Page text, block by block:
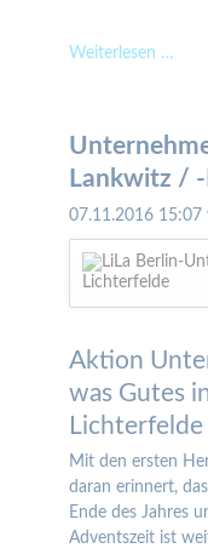
Weiterlesen …Top-
Lankwitz /
07.11.2016 15:07
Aktion
was Gutes
Lichterfelde
Mit den ersten
daran erinnert,
Ende des Jahres
Adventszeit ist